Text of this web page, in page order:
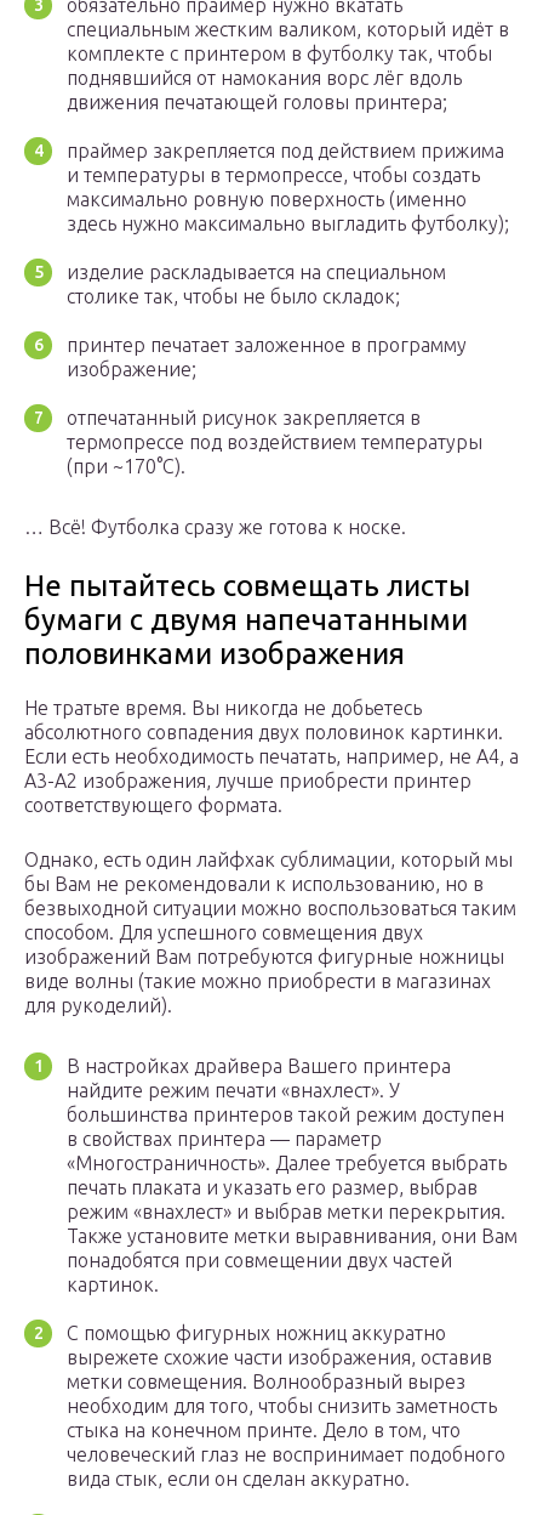
обязательно праймер нужно вкатать
специальным жестким валиком, который идёт в
комплекте с принтером в футболку так, чтобы
поднявшийся от намокания ворс лёг вдоль
движения печатающей головы принтера;
праймер закрепляется под действием прижима
и температуры в термопрессе, чтобы создать
максимально ровную поверхность (именно
здесь нужно максимально выгладить футболку);
изделие раскладывается на специальном
столике так, чтобы не было складок;
принтер печатает заложенное в программу
изображение;
отпечатанный рисунок закрепляется в
термопрессе под воздействием температуры
(при ~170°C).
… Всё! Футболка сразу же готова к носке.
Не пытайтесь совмещать листы
бумаги с двумя напечатанными
половинками изображения
Не тратьте время. Вы никогда не добьетесь
абсолютного совпадения двух половинок картинки.
Если есть необходимость печатать, например, не А4, а
А3-А2 изображения, лучше приобрести принтер
соответствующего формата.
Однако, есть один лайфхак сублимации, который мы
бы Вам не рекомендовали к использованию, но в
безвыходной ситуации можно воспользоваться таким
способом. Для успешного совмещения двух
изображений Вам потребуются фигурные ножницы
виде волны (такие можно приобрести в магазинах
для рукоделий).
В настройках драйвера Вашего принтера
найдите режим печати «внахлест». У
большинства принтеров такой режим доступен
в свойствах принтера — параметр
«Многостраничность». Далее требуется выбрать
печать плаката и указать его размер, выбрав
режим «внахлест» и выбрав метки перекрытия.
Также установите метки выравнивания, они Вам
понадобятся при совмещении двух частей
картинок.
С помощью фигурных ножниц аккуратно
вырежете схожие части изображения, оставив
метки совмещения. Волнообразный вырез
необходим для того, чтобы снизить заметность
стыка на конечном принте. Дело в том, что
человеческий глаз не воспринимает подобного
вида стык, если он сделан аккуратно.